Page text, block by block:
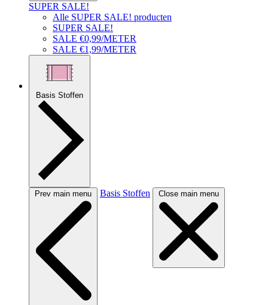
SUPER SALE!
Alle SUPER SALE! producten
SUPER SALE!
SALE €0,99/METER
SALE €1,99/METER
Basis Stoffen
Prev main menu Basis Stoffen Close main menu